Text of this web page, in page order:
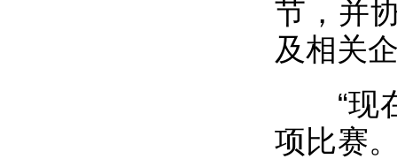
节，并
及相关
“现在
项比赛